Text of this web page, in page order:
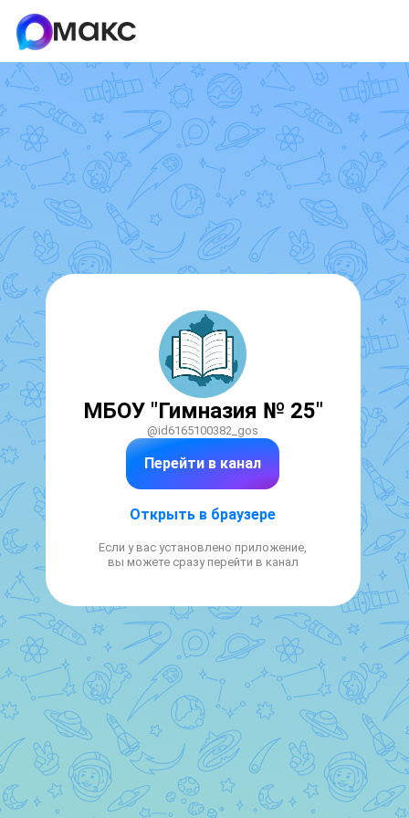
МБОУ "Гимназия № 25"
@id6165100382_gos
Перейти в канал
Открыть в браузере
Если у вас установлено приложение,
вы можете сразу перейти в канал